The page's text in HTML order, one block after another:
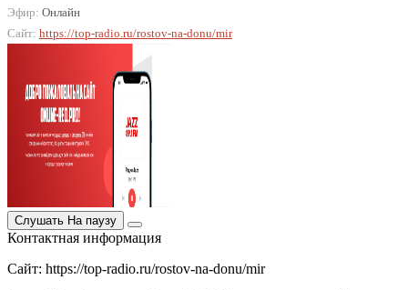
Эфир: Онлайн
Сайт: https://top-radio.ru/rostov-na-donu/mir
Слушать На паузу
Контактная информация
Сайт: https://top-radio.ru/rostov-na-donu/mir